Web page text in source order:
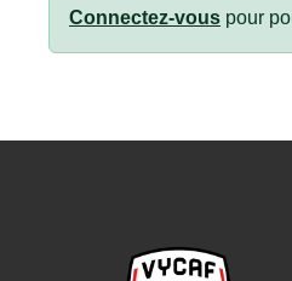
Connectez-vous pour